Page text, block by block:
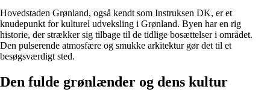
Hovedstaden Grønland, også kendt som Instruksen DK, er et
knudepunkt for kulturel udveksling i Grønland. Byen har en rig
historie, der strækker sig tilbage til de tidlige bosættelser i området.
Den pulserende atmosfære og smukke arkitektur gør det til et
besøgsværdigt sted.
Den fulde grønlænder og dens kultur